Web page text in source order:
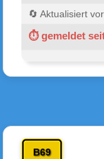
🔄 Aktualisiert
⏱ gemeldet
B69